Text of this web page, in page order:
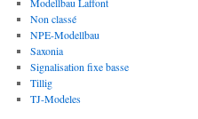
Modellbau Laffont
Non classé
NPE-Modellbau
Saxonia
Signalisation fixe basse
Tillig
TJ-Modeles